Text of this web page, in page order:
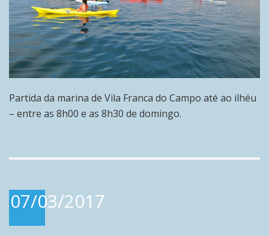
Partida da marina de Vila Franca do Campo até ao ilhéu
– entre as 8h00 e as 8h30 de domingo.
07/03/2017